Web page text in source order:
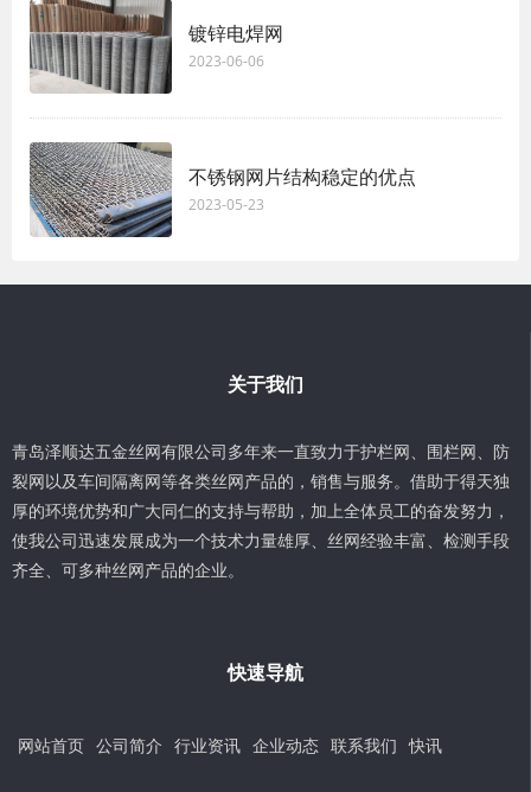
镀锌电焊网
2023-06-06
不锈钢网片结构稳定的优点
2023-05-23
关于我们
青岛泽顺达五金丝网有限公司多年来一直致力于护栏网、围栏网、防
裂网以及车间隔离网等各类丝网产品的，销售与服务。借助于得天独
厚的环境优势和广大同仁的支持与帮助，加上全体员工的奋发努力，
使我公司迅速发展成为一个技术力量雄厚、丝网经验丰富、检测手段
齐全、可多种丝网产品的企业。
快速导航
网站首页 公司简介 行业资讯 企业动态 联系我们 快讯